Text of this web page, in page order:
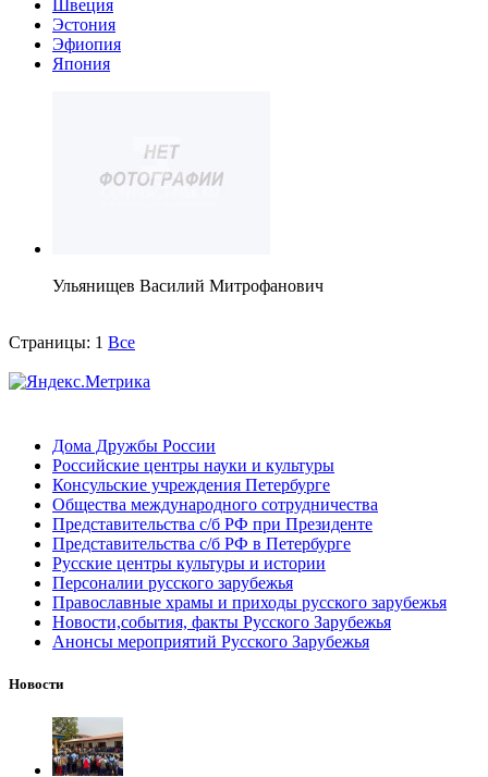
Швеция
Эстония
Эфиопия
Япония
Ульянищев Василий Митрофанович
Страницы: 1 Все
Дома Дружбы России
Российские центры науки и культуры
Консульские учреждения Петербурге
Общества международного сотрудничества
Представительства с/б РФ при Президенте
Представительства с/б РФ в Петербурге
Русские центры культуры и истории
Персоналии русского зарубежья
Православные храмы и приходы русского зарубежья
Новости,события, факты Русского Зарубежья
Анонсы мероприятий Русского Зарубежья
Новости